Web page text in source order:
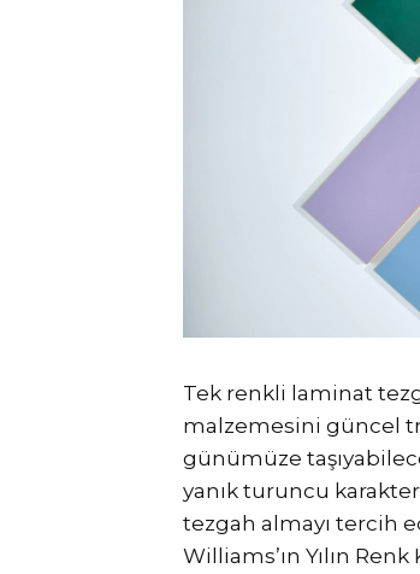
Tek renkli laminat
malzemesini güncel
günümüze
yanık turuncu
tezgah almayı tercih
Williams’ın Yılın